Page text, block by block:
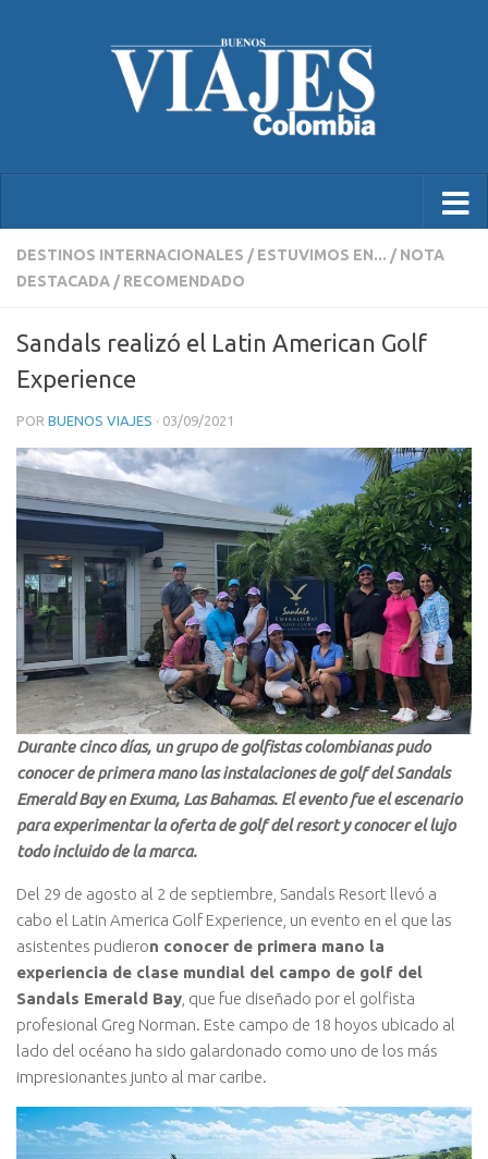
DESTINOS INTERNACIONALES / ESTUVIMOS EN... / NOTA
DESTACADA / RECOMENDADO
Sandals realizó el Latin American Golf
Experience
POR BUENOS VIAJES · 03/09/2021
Durante cinco días, un grupo de golfistas colombianas pudo
conocer de primera mano las instalaciones de golf del Sandals
Emerald Bay en Exuma, Las Bahamas. El evento fue el escenario
para experimentar la oferta de golf del resort y conocer el lujo
todo incluido de la marca.
Del 29 de agosto al 2 de septiembre, Sandals Resort llevó a
cabo el Latin America Golf Experience, un evento en el que las
asistentes pudieron conocer de primera mano la
experiencia de clase mundial del campo de golf del
Sandals Emerald Bay, que fue diseñado por el golfista
profesional Greg Norman. Este campo de 18 hoyos ubicado al
lado del océano ha sido galardonado como uno de los más
impresionantes junto al mar caribe.